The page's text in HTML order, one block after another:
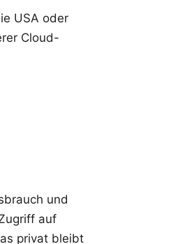
USA oder
Cloud-
und
auf
privat bleibt